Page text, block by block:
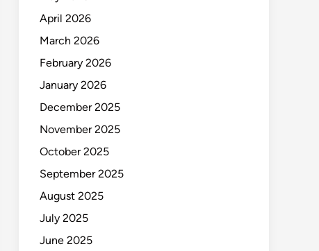
April 2026
March 2026
February 2026
January 2026
December 2025
November 2025
October 2025
September 2025
August 2025
July 2025
June 2025